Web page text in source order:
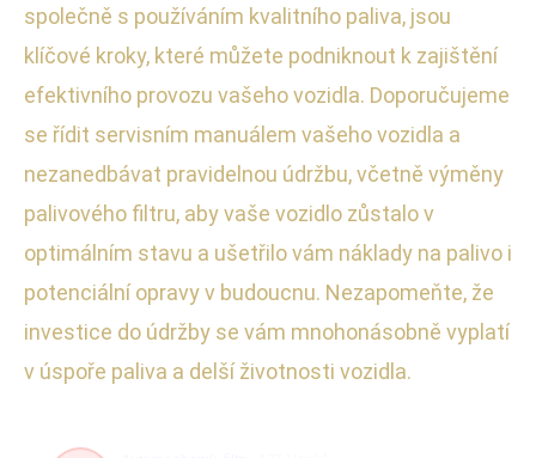
společně s používáním kvalitního paliva, jsou
klíčové kroky, které můžete podniknout k zajištění
efektivního provozu vašeho vozidla. Doporučujeme
se řídit servisním manuálem vašeho vozidla a
nezanedbávat pravidelnou údržbu, včetně výměny
palivového filtru, aby vaše vozidlo zůstalo v
optimálním stavu a ušetřilo vám náklady na palivo i
potenciální opravy v budoucnu. Nezapomeňte, že
investice do údržby se vám mnohonásobně vyplatí
v úspoře paliva a delší životnosti vozidla.